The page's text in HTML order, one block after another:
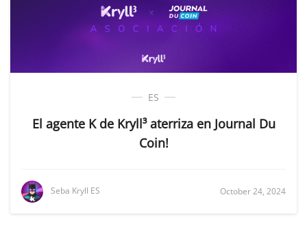
ES
El agente K de Kryll³ aterriza en Journal Du
Coin!
Seba Kryll ES October 24, 2024